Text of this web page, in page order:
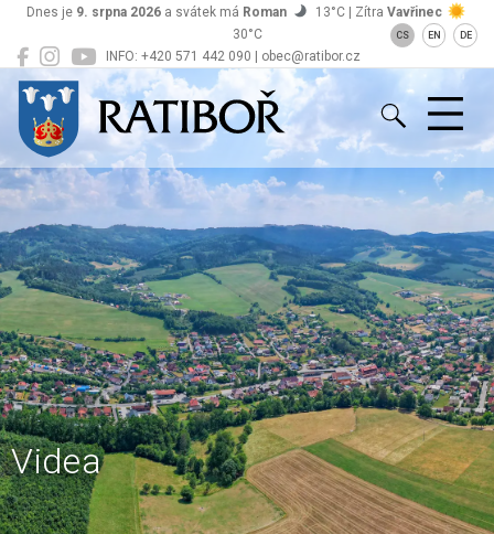
INFO: +420 571 442 090 | obec@ratibor.cz
Dnes je 9. srpna 2026 a svátek má Roman 13°C | Zítra Vavřinec
30°C
CS EN DE
Ratiboř
Videa